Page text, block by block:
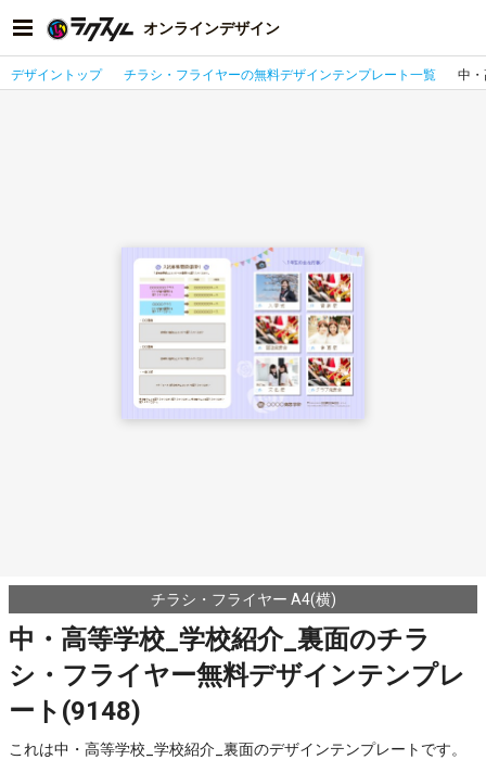
オンラインデザイン
デザイントップ チラシ・フライヤーの無料デザインテンプレート一覧 中・
チラシ・フライヤー A4(横)
中・高等学校_学校紹介_裏面のチラ
シ・フライヤー無料デザインテンプレ
ート(9148)
これは中・高等学校_学校紹介_裏面のデザインテンプレートです。